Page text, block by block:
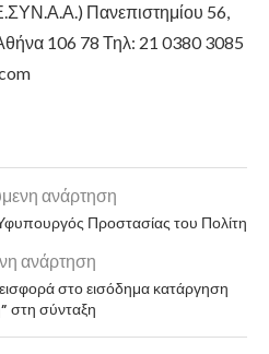
Πανεπιστημίου 56,
106 78 Τηλ: 21 0380 3085
ανάρτηση
Προστασίας του Πολίτη
ανάρτηση
στο εισόδημα κατάργηση
στη σύνταξη